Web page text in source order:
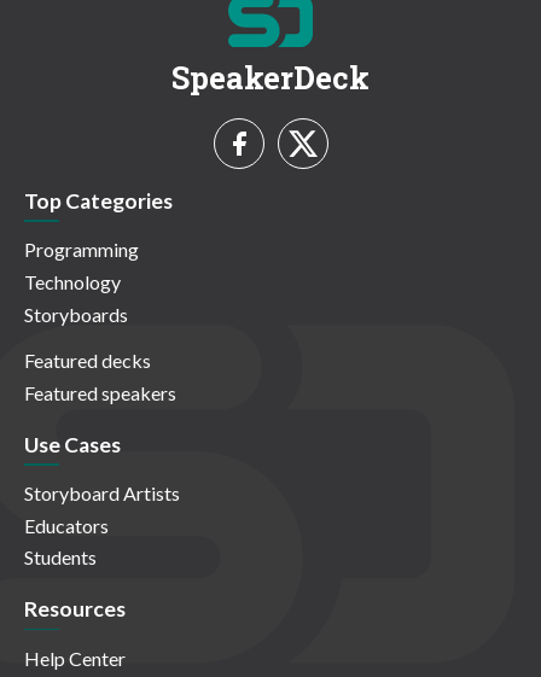
SpeakerDeck
Top Categories
Programming
Technology
Storyboards
Featured decks
Featured speakers
Use Cases
Storyboard Artists
Educators
Students
Resources
Help Center